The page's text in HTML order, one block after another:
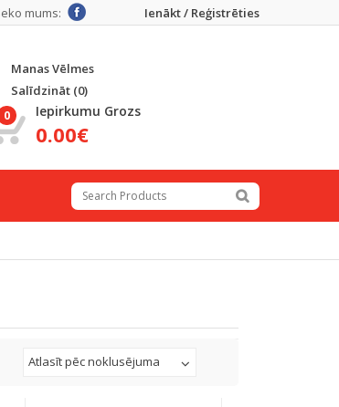
Ienākt / Reģistrēties
mums:
Manas Vēlmes
Salīdzināt (0)
0 Iepirkumu Grozs
0.00€
Atlasīt pēc noklusējuma